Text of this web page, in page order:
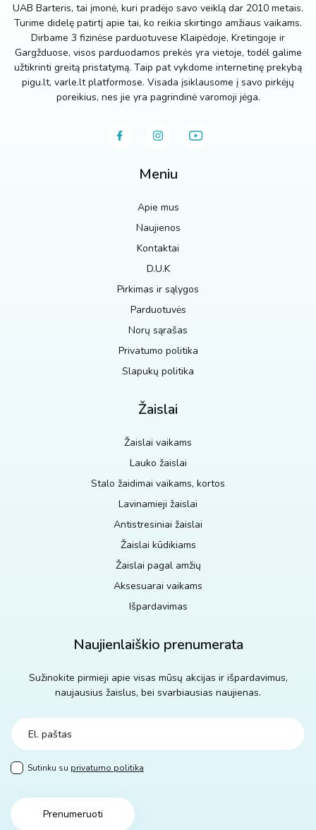
UAB Barteris, tai įmonė, kuri pradėjo savo veiklą dar 2010 metais.
Turime didelę patirtį apie tai, ko reikia skirtingo amžiaus vaikams.
Dirbame 3 fizinėse parduotuvese Klaipėdoje, Kretingoje ir
Gargžduose, visos parduodamos prekės yra vietoje, todėl galime
užtikrinti greitą pristatymą. Taip pat vykdome internetinę prekybą
pigu.lt, varle.lt platformose. Visada įsiklausome į savo pirkėjų
poreikius, nes jie yra pagrindinė varomoji jėga.
Meniu
Apie mus
Naujienos
Kontaktai
D.U.K
Pirkimas ir sąlygos
Parduotuvės
Norų sąrašas
Privatumo politika
Slapukų politika
Žaislai
Žaislai vaikams
Lauko žaislai
Stalo žaidimai vaikams, kortos
Lavinamieji žaislai
Antistresiniai žaislai
Žaislai kūdikiams
Žaislai pagal amžių
Aksesuarai vaikams
Išpardavimas
Naujienlaiškio prenumerata
Sužinokite pirmieji apie visas mūsų akcijas ir išpardavimus,
naujausius žaislus, bei svarbiausias naujienas.
Sutinku su privatumo politika
Prenumeruoti